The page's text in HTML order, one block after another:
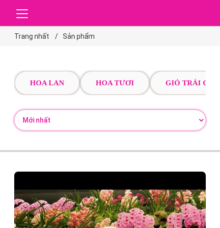
Trang nhất Sản phẩm
HOA LAN HOA TƯƠI GIỎ TRÁI CÂY